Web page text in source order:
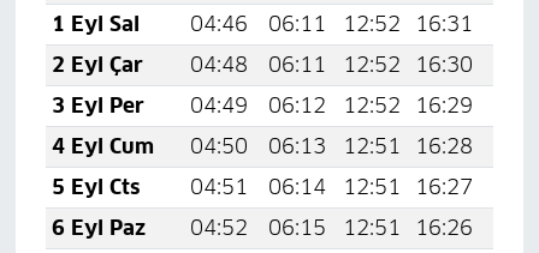
1 Eyl Sal
04:46 06:11 12:52 16:31
2 Eyl Çar
04:48 06:11 12:52 16:30
3 Eyl Per
04:49 06:12 12:52 16:29
4 Eyl Cum
04:50 06:13 12:51 16:28
5 Eyl Cts
04:51 06:14 12:51 16:27
6 Eyl Paz
04:52 06:15 12:51 16:26